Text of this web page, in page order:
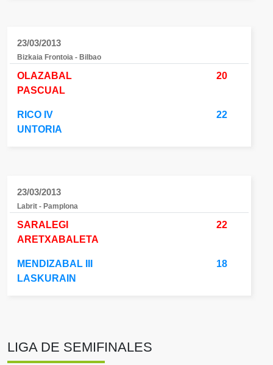
23/03/2013
Bizkaia Frontoia - Bilbao
OLAZABAL
PASCUAL
20
RICO IV
UNTORIA
22
23/03/2013
Labrit - Pamplona
SARALEGI
ARETXABALETA
22
MENDIZABAL III
LASKURAIN
18
LIGA DE SEMIFINALES